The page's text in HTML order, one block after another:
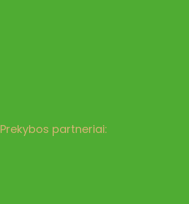
Prekybos partneriai: